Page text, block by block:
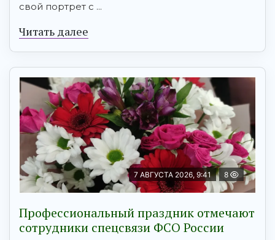
свой портрет с ...
Читать далее
7 АВГУСТА 2026, 9:41 8
Профессиональный праздник отмечают
сотрудники спецсвязи ФСО России